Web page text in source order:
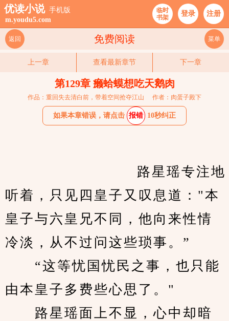
优读小说 手机版
m.youdu5.com
临时
书架
登录 注册
免费阅读
返回 菜单
上一章 查看最新章节 下一章
第129章 癞蛤蟆想吃天鹅肉
作品：重回失去清白前，带着空间抢夺江山 作者：肉蛋子殿下
如果本章错误，请点击 报错 10秒纠正
路星瑶专注地
听着，只见四皇子又叹息道："本
皇子与六皇兄不同，他向来性情
冷淡，从不过问这些琐事。”
“这等忧国忧民之事，也只能
由本皇子多费些心思了。"
路星瑶面上不显，心中却暗